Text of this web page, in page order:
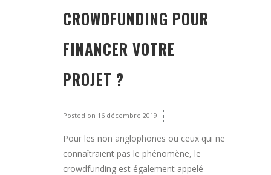
CROWDFUNDING POUR
FINANCER VOTRE
PROJET ?
Posted on 16 décembre 2019
Pour les non anglophones ou ceux qui ne
connaîtraient pas le phénomène, le
crowdfunding est également appelé